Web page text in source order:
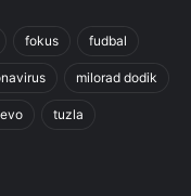
fokus fudbal
milorad dodik
tuzla